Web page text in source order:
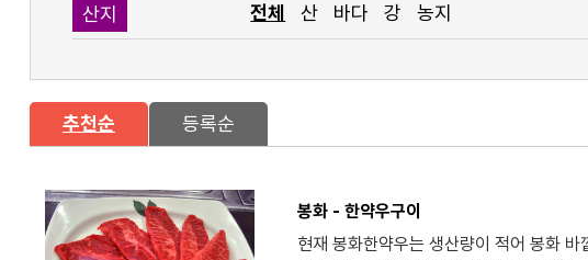
산지
전체 산 바다 강 농지
추천순 등록순
봉화 - 한약우구이
현재 봉화한약우는 생산량이 적어 봉화